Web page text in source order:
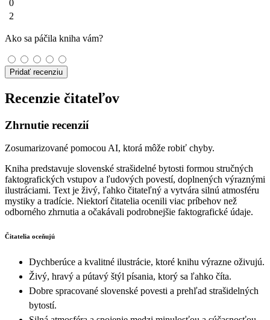
0
2
Ako sa páčila kniha vám?
Pridať recenziu
Recenzie čitateľov
Zhrnutie recenzií
Zosumarizované pomocou AI, ktorá môže robiť chyby.
Kniha predstavuje slovenské strašidelné bytosti formou stručných
faktografických vstupov a ľudových povestí, doplnených výraznými
ilustráciami. Text je živý, ľahko čitateľný a vytvára silnú atmosféru
mystiky a tradície. Niektorí čitatelia ocenili viac príbehov než
odborného zhrnutia a očakávali podrobnejšie faktografické údaje.
Čitatelia oceňujú
Dychberúce a kvalitné ilustrácie, ktoré knihu výrazne oživujú.
Živý, hravý a pútavý štýl písania, ktorý sa ľahko číta.
Dobre spracované slovenské povesti a prehľad strašidelných
bytostí.